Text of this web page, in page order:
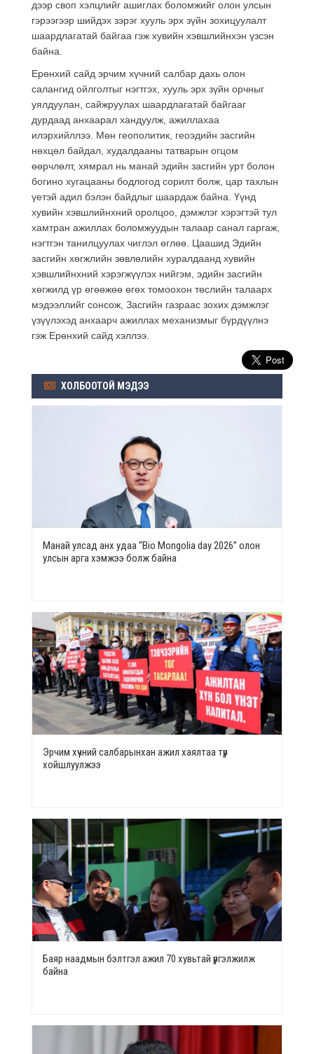
дээр своп хэлцлийг ашиглах боломжийг олон улсын
гэрээгээр шийдэх зэрэг хууль эрх зүйн зохицуулалт
шаардлагатай байгаа гэж хувийн хэвшлийнхэн үзсэн
байна.
Ерөнхий сайд эрчим хүчний салбар дахь олон
салангид ойлголтыг нэгтгэх, хууль эрх зүйн орчныг
уялдуулан, сайжруулах шаардлагатай байгааг
дурдаад анхаарал хандуулж, ажиллахаа
илэрхийллээ. Мөн геополитик, геоэдийн засгийн
нөхцөл байдал, худалдааны татварын огцом
өөрчлөлт, хямрал нь манай эдийн засгийн урт болон
богино хугацааны бодлогод сорилт болж, цар тахлын
үетэй адил бэлэн байдлыг шаардаж байна. Үүнд
хувийн хэвшлийнхний оролцоо, дэмжлэг хэрэгтэй тул
хамтран ажиллах боломжуудын талаар санал гаргаж,
нэгтгэн танилцуулах чиглэл өглөө. Цаашид Эдийн
засгийн хөгжлийн зөвлөлийн хуралдаанд хувийн
хэвшлийнхний хэрэгжүүлэх нийгэм, эдийн засгийн
хөгжилд үр өгөөжөө өгөх томоохон төслийн талаарх
мэдээллийг сонсож, Засгийн газраас зохих дэмжлэг
үзүүлэхэд анхаарч ажиллах механизмыг бүрдүүлнэ
гэж Ерөнхий сайд хэллээ.
ХОЛБООТОЙ МЭДЭЭ
Манай улсад анх удаа “Bio Mongolia day 2026” олон
улсын арга хэмжээ болж байна
Эрчим хүчний салбарынхан ажил хаялтаа түр
хойшлуулжээ
Баяр наадмын бэлтгэл ажил 70 хувьтай үргэлжилж
байна